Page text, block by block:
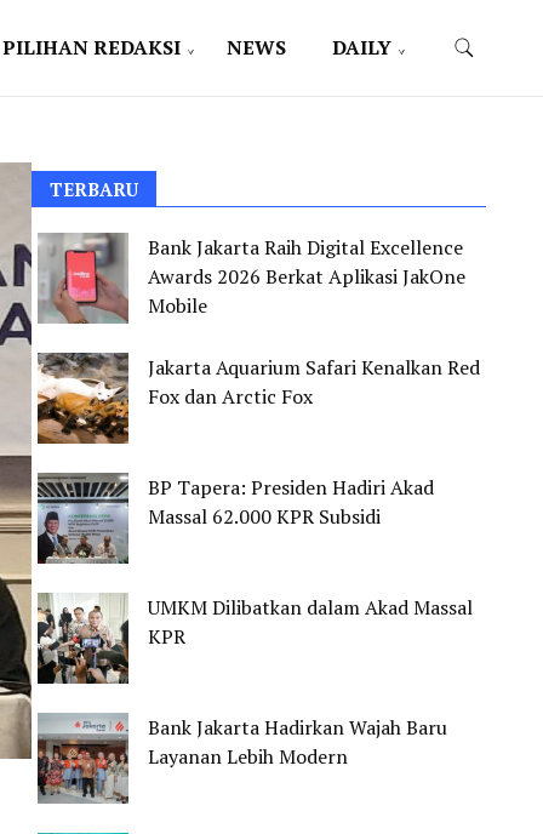
PILIHAN REDAKSI NEWS DAILY
TERBARU
Bank Jakarta Raih Digital Excellence
Awards 2026 Berkat Aplikasi JakOne
Mobile
Jakarta Aquarium Safari Kenalkan Red
Fox dan Arctic Fox
BP Tapera: Presiden Hadiri Akad
Massal 62.000 KPR Subsidi
UMKM Dilibatkan dalam Akad Massal
KPR
Bank Jakarta Hadirkan Wajah Baru
Layanan Lebih Modern